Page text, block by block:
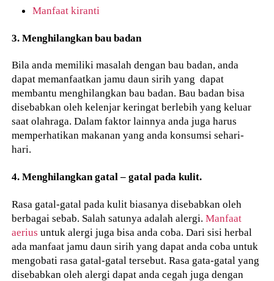
Manfaat kiranti
3. Menghilangkan bau badan
Bila anda memiliki masalah dengan bau badan, anda
dapat memanfaatkan jamu daun sirih yang dapat
membantu menghilangkan bau badan. Bau badan bisa
disebabkan oleh kelenjar keringat berlebih yang keluar
saat olahraga. Dalam faktor lainnya anda juga harus
memperhatikan makanan yang anda konsumsi sehari-
hari.
4. Menghilangkan gatal – gatal pada kulit.
Rasa gatal-gatal pada kulit biasanya disebabkan oleh
berbagai sebab. Salah satunya adalah alergi.Manfaat
aeriusuntuk alergi juga bisa anda coba. Dari sisi herbal
ada manfaat jamu daun sirih yang dapat anda coba untuk
mengobati rasa gatal-gatal tersebut. Rasa gata-gatal yang
disebabkan oleh alergi dapat anda cegah juga dengan